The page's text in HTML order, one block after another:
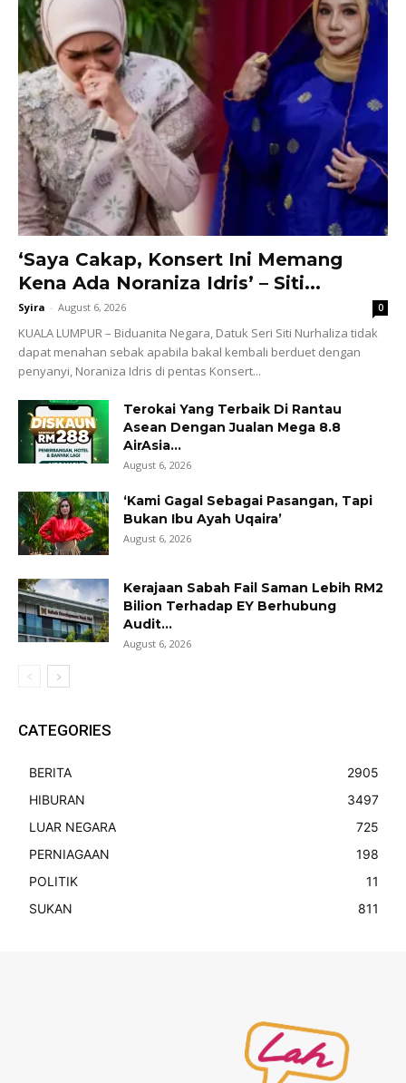
‘Saya Cakap, Konsert Ini Memang
Kena Ada Noraniza Idris’ – Siti...
Syira - August 6, 2026 0
KUALA LUMPUR – Biduanita Negara, Datuk Seri Siti Nurhaliza tidak
dapat menahan sebak apabila bakal kembali berduet dengan
penyanyi, Noraniza Idris di pentas Konsert...
Terokai Yang Terbaik Di Rantau
Asean Dengan Jualan Mega 8.8
AirAsia...
August 6, 2026
‘Kami Gagal Sebagai Pasangan, Tapi
Bukan Ibu Ayah Uqaira’
August 6, 2026
Kerajaan Sabah Fail Saman Lebih RM2
Bilion Terhadap EY Berhubung
Audit...
August 6, 2026
CATEGORIES
BERITA
2905
HIBURAN
3497
LUAR NEGARA
725
PERNIAGAAN
198
POLITIK
11
SUKAN
811